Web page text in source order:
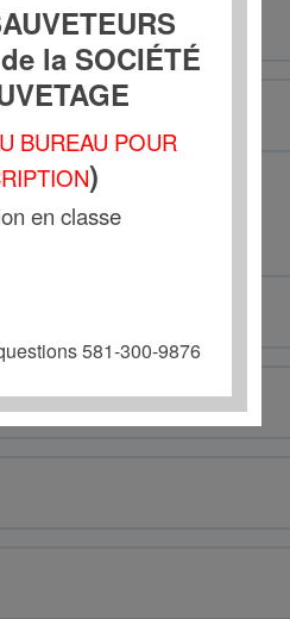
la SOCIÉTÉ
BUREAU POUR
)
en classe
581-300-9876